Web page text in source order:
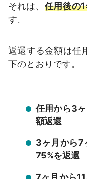
それは、任用後の
す。
返還する金額は任
下のとおりです。
任用から3
額返還
3ヶ月から7
75%を返還
7ヶ月から